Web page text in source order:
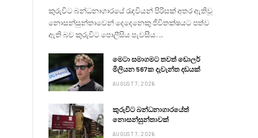
කුරුවිට බන්ධනාගාරයේ රැඳවියන් පිරිසක් අතර ඇතිවූ
නොසන්සුන්තාවෙන් දෙදෙනෙකු ජීවිතක්ෂයට පත්ව
ඇති බව කුරුවිට පොලීසිය පැවසීය.…
මෙටා සමාගමට තවත් ඩොලර්
මිලියන 567ක දැවැන්ත දඩයක්
AUGUST 7, 2026
කුරුවිට බන්ධනාගාරයේත්
නොසන්සුන්තාවක්
AUGUST 7, 2026